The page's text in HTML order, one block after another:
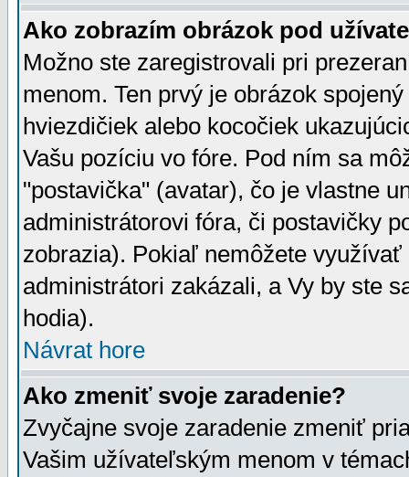
Ako zobrazím obrázok pod
Možno ste zaregistrovali pri
menom. Ten prvý je obrázok
hviezdičiek alebo kocočiek
Vašu pozíciu vo fóre. Pod ním sa
"postavička" (avatar), čo je vlastne
administrátorovi fóra, či postavičky
zobrazia). Pokiaľ nemôžete
administrátori zakázali, a Vy by ste
hodia).
Návrat hore
Ako zmeniť svoje zaradenie?
Zvyčajne svoje zaradenie zmeniť
Vašim užívateľským menom v